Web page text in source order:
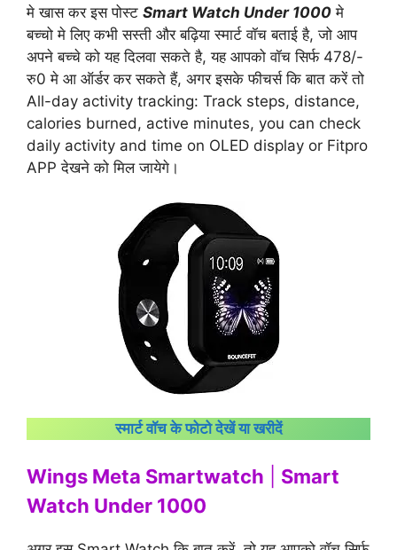
मे खास कर इस पोस्ट Smart Watch Under 1000 मे
बच्चो मे लिए कभी सस्ती और बढ़िया स्मार्ट वॉच बताई है, जो आप
अपने बच्चे को यह दिलवा सकते है, यह आपको वॉच सिर्फ 478/-
रु0 मे आ ऑर्डर कर सकते हैं, अगर इसके फीचर्स कि बात करें तो
All-day activity tracking: Track steps, distance,
calories burned, active minutes, you can check
daily activity and time on OLED display or Fitpro
APP देखने को मिल जायेगे।
स्मार्ट वॉच के फोटो देखें या खरीदें
Wings Meta Smartwatch
Smart
Watch Under 1000